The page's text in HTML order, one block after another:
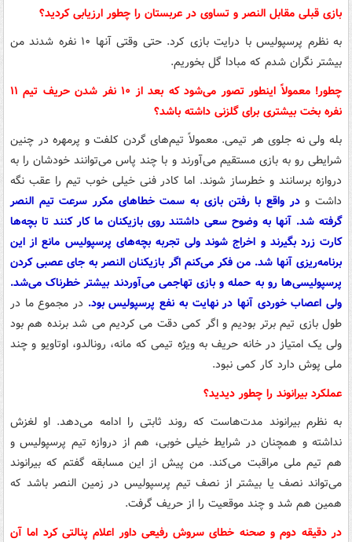
بازی قبلی مقابل النصر و تساوی در عربستان را چطور ارزیابی کردید؟
به نظرم پرسپولیس با درایت بازی کرد. حتی وقتی آنها ۱۰ نفره شدند من
بیشتر نگران شدم که مبادا گل بخوریم.
چطور! معمولاً اینطور تصور می‌شود که بعد از ۱۰ نفر شدن حریف تیم ۱۱
نفره بخت بیشتری برای گلزنی داشته باشد؟
بله ولی نه جلوی هر تیمی. معمولاً تیم‌های گردن کلفت و پرمهره در چنین
شرایطی رو به بازی مستقیم می‌آورند و با چند پاس می‌توانند خودشان را به
دروازه برسانند و خطرساز شوند. اما کادر فنی خیلی خوب تیم را عقب نگه
داشت ودر واقع با رفتن بازی به سمت خطاهای مکرر سرعت تیم النصر
گرفته شد. آنها به وضوح سعی داشتند روی بازیکنان ما کار کنند تا بچه‌ها
کارت زرد بگیرند و اخراج شوند ولی تجربه بچه‌های پرسپولیس مانع از این
برنامه‌ریزی آنها شد. من فکر می‌کنم اگر بازیکنان النصر به جای عصبی کردن
پرسپولیسی‌ها رو به حمله و بازی تهاجمی می‌آوردند بیشتر خطرناک می‌شد.
ولی اعصاب خوردی آنها در نهایت به نفع پرسپولیس بود. در مجموع ما در
طول بازی تیم برتر بودیم و اگر کمی دقت می کردیم می شد برنده هم بود
ولی یک امتیاز در خانه حریف به ویژه تیمی که مانه، رونالدو، اوتاویو و چند
ملی پوش دارد کار کمی نبود.
عملکرد بیرانوند را چطور دیدید؟
به نظرم بیرانوند مدت‌هاست که روند ثابتی را ادامه می‌دهد. او لغزش
نداشته و همچنان در شرایط خیلی خوبی، هم از دروازه تیم پرسپولیس و
هم تیم ملی مراقبت می‌کند. من پیش از این مسابقه گفتم که بیرانوند
می‌تواند نصف یا بیشتر از نصف تیم پرسپولیس در زمین النصر باشد که
همین هم شد و چند موقعیت را از حریف گرفت.
در دقیقه دوم و صحنه خطای سروش رفیعی داور اعلام پنالتی کرد اما آن